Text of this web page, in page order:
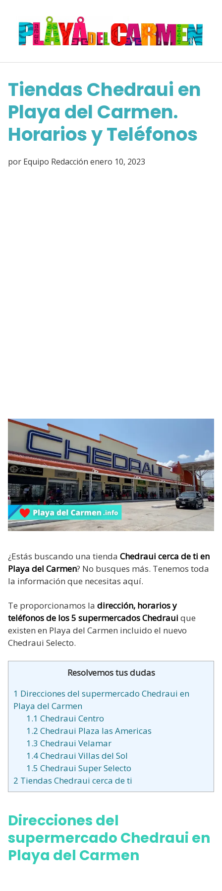
contenido
Tiendas Chedraui en
Playa del Carmen.
Horarios y Teléfonos
por Equipo Redacción enero 10, 2023
¿Estás buscando una tienda Chedraui cerca de ti en
Playa del Carmen? No busques más. Tenemos toda
la información que necesitas aquí.
Te proporcionamos la dirección, horarios y
teléfonos de los 5 supermercados Chedraui que
existen en Playa del Carmen incluido el nuevo
Chedraui Selecto.
Resolvemos tus dudas
1 Direcciones del supermercado Chedraui en
Playa del Carmen
1.1 Chedraui Centro
1.2 Chedraui Plaza las Americas
1.3 Chedraui Velamar
1.4Chedraui Villas del Sol
1.5 Chedraui Super Selecto
2 Tiendas Chedraui cerca de ti
Direcciones del
supermercado Chedraui en
Playa del Carmen